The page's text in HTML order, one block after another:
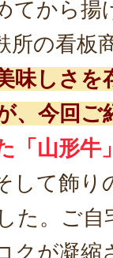
てから
所の看板
味しさ
、今回ご
「山形牛
して飾り
た。ご自
クが凝縮